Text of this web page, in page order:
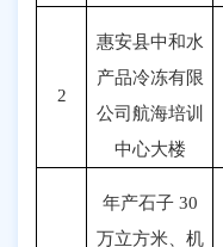
2
惠安县中和水
产品冷冻有限
公司航海培训
中心大楼
年产石子 30
万立方米、机